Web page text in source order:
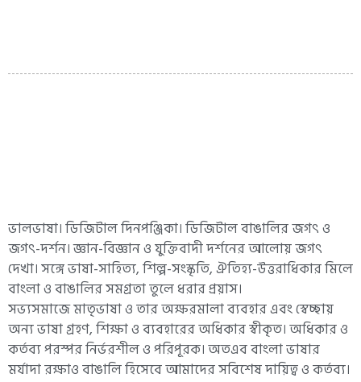
ভালভাষা। ডিজিটাল দিনপঞ্জিকা। ডিজিটাল বাঙালির জগৎ ও
জগৎ-দর্শন। জ্ঞান-বিজ্ঞান ও যুক্তিবাদী দর্শনের আলোয় জগৎ
দেখা। সঙ্গে ভাষা-সাহিত্য, শিল্প-সংস্কৃতি, ঐতিহ্য-উত্তরাধিকার মিলে
বাংলা ও বাঙালির সমগ্রতা তুলে ধরার প্রয়াস।
সভ্যসমাজে মাতৃভাষা ও তার অক্ষরমালা ব্যবহার এবং স্বেচ্ছায়
অন্য ভাষা গ্রহণ, শিক্ষা ও ব্যবহারের অধিকার স্বীকৃত। অধিকার ও
কর্তব্য পরস্পর নির্ভরশীল ও পরিপূরক। অতএব বাংলা ভাষার
মর্যাদা রক্ষাও বাঙালি হিসেবে আমাদের সবিশেষ দায়িত্ব ও কর্তব্য।